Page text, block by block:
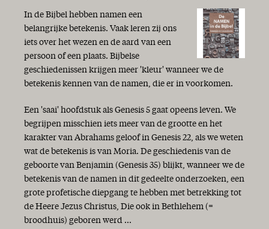
In de Bijbel hebben namen een
belangrijke betekenis. Vaak leren zij ons
iets over het wezen en de aard van een
persoon of een plaats. Bijbelse
geschiedenissen krijgen meer 'kleur' wanneer we de
betekenis kennen van de namen, die er in voorkomen.
Een 'saai' hoofdstuk als Genesis 5 gaat opeens leven. We
begrijpen misschien iets meer van de grootte en het
karakter van Abrahams geloof in Genesis 22, als we weten
wat de betekenis is van Moria. De geschiedenis van de
geboorte van Benjamin (Genesis 35) blijkt, wanneer we de
betekenis van de namen in dit gedeelte onderzoeken, een
grote profetische diepgang te hebben met betrekking tot
de Heere Jezus Christus, Die ook in Bethlehem (=
broodhuis) geboren werd ...